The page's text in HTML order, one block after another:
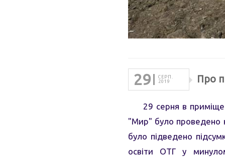
29
СЕРП.
2019
Про
29 серня в
"Мир" було проведено
було підведено
освіти ОТГ у